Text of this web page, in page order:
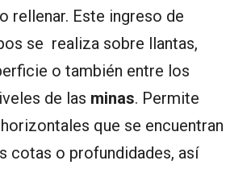
rellenar. Este ingreso de
se realiza sobre llantas,
o también entre los
de las minas. Permite
que se encuentran
cotas o profundidades, así